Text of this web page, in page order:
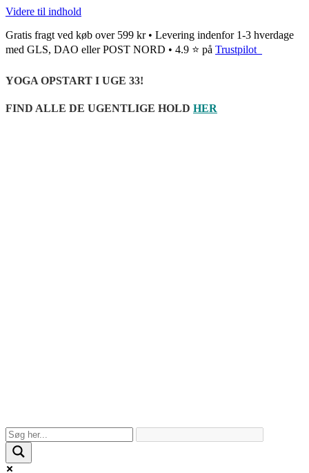
Videre til indhold
Gratis fragt ved køb over 599 kr • Levering indenfor 1-3 hverdage
med GLS, DAO eller POST NORD • 4.9 ⭐ på Trustpilot
YOGA OPSTART I UGE 33!
FIND ALLE DE UGENTLIGE HOLD HER